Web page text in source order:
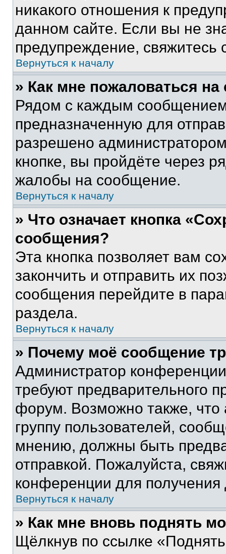
никакого отношения к
данном сайте. Если вы не
предупреждение,
Вернуться к началу
» Как мне пожаловаться
Рядом с каждым сообщением
предназначенную для
разрешено
кнопке, вы пройдёте через
жалобы на сообщение.
Вернуться к началу
» Что означает кнопка
сообщения?
Эта кнопка позволяет вам
закончить и отправить их
сообщения перейдите в
раздела.
Вернуться к началу
» Почему моё сообщение
Администратор
требуют предварительного
форум. Возможно также, что
группу пользователей,
мнению, должны быть
отправкой. Пожалуйста,
конференции для
Вернуться к началу
» Как мне вновь поднять
Щёлкнув по ссылке